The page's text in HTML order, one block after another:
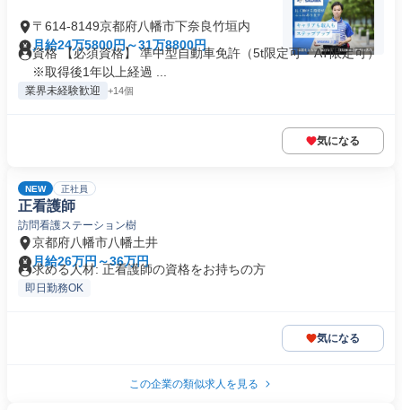
〒614-8149京都府八幡市下奈良竹垣内
月給24万5800円～31万8800円
資格 【必須資格】 準中型自動車免許（5t限定可・AT限定可）
※取得後1年以上経過 ...
業界未経験歓迎 +14個
気になる
NEW 正社員
正看護師
訪問看護ステーション樹
京都府八幡市八幡土井
月給26万円～36万円
求める人材: 正看護師の資格をお持ちの方
即日勤務OK
気になる
この企業の類似求人を見る